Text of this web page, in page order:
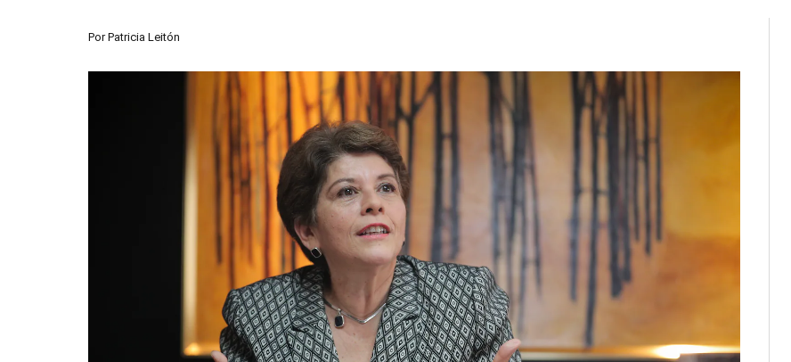
Por Patricia Leitón